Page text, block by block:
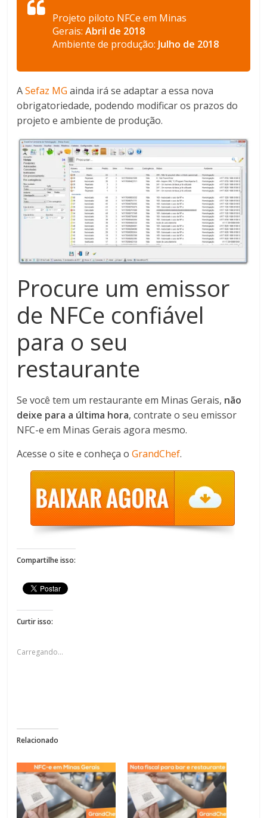
Projeto piloto NFCe em Minas
Gerais:Abril de 2018
Ambiente de produção: Julho de 2018
ASefaz MG ainda irá se adaptar a essa nova
obrigatoriedade, podendo modificar os prazos do
projeto e ambiente de produção.
Procure um emissor
de NFCe confiável
para o seu
restaurante
Se você tem um restaurante em Minas Gerais, não
deixe para a última hora, contrate o seu emissor
NFC-e em Minas Gerais agora mesmo.
Acesse o site e conheça oGrandChef.
Compartilhe isso:
Curtir isso:
Carregando...
Relacionado